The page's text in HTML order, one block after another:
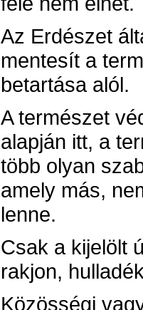
Az Erdészet
mentesít a
betartása alól.
A természet
alapján itt, a
több olyan
amely más,
lenne.
Csak a kijelölt
rakjon,
Közösségi